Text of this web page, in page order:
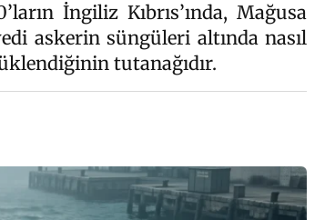
İngiliz Kıbrıs’ında, Mağusa
askerin süngüleri altında nasıl
tutanağıdır.